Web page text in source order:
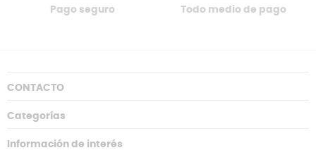
Pago seguro Todo medio de pago
CONTACTO
Categorías
Información de interés